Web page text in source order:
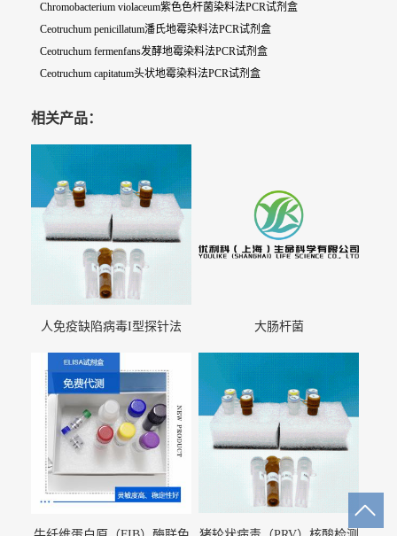
Chromobacterium violaceum紫色色杆菌染料法PCR试剂盒
Ceotruchum penicillatum潘氏地霉染料法PCR试剂盒
Ceotruchum fermenfans发酵地霉染料法PCR试剂盒
Ceotruchum capitatum头状地霉染料法PCR试剂盒
相关产品：
人免疫缺陷病毒I型探针法
大肠杆菌